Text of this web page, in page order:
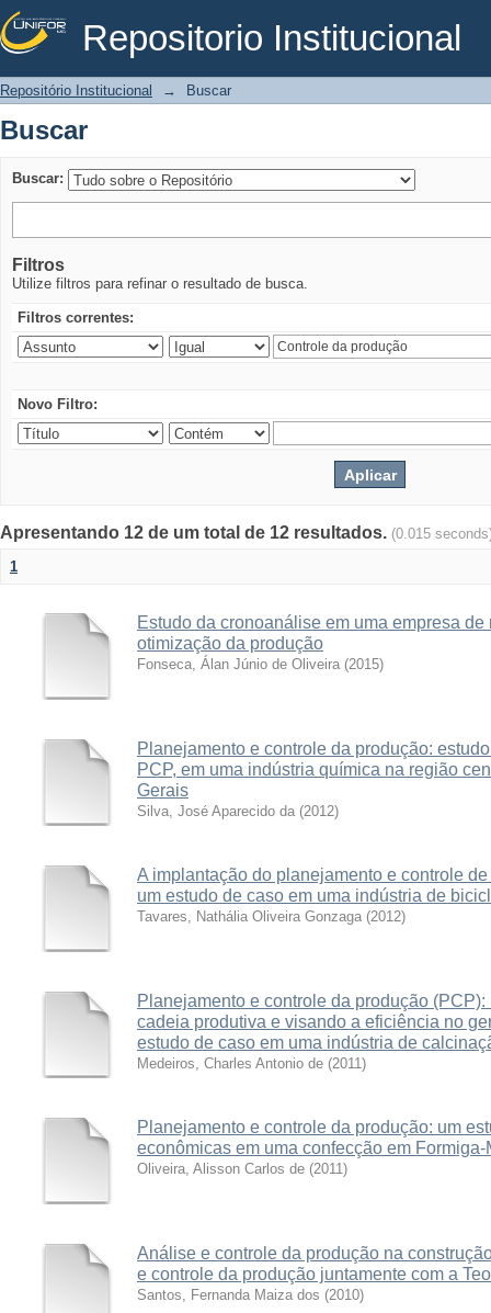
Repositorio Institucional
Buscar
Repositório Institucional → Buscar
Buscar
Buscar:
Filtros
Utilize filtros para refinar o resultado de busca.
Filtros correntes:
Novo Filtro:
Apresentando 12 de um total de 12 resultados. (0.015
1
Estudo da cronoanálise em uma empresa
otimização da produção
Fonseca, Álan Júnio de Oliveira (2015)
Planejamento e controle da produção:
PCP, em uma indústria química na região
Gerais
Silva, José Aparecido da (2012)
A implantação do planejamento e controle
um estudo de caso em uma indústria de
Tavares, Nathália Oliveira Gonzaga (2012)
Planejamento e controle da produção
cadeia produtiva e visando a eficiência no
estudo de caso em uma indústria de
Medeiros, Charles Antonio de (2011)
Planejamento e controle da produção: um
econômicas em uma confecção em Formiga-
Oliveira, Alisson Carlos de (2011)
Análise e controle da produção na
e controle da produção juntamente com a
Santos, Fernanda Maiza dos (2010)